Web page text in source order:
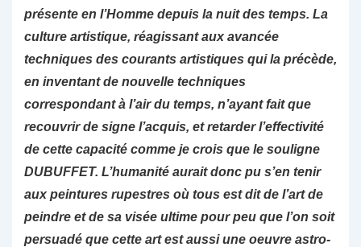
présente en l’Homme depuis la nuit des temps. La
culture artistique, réagissant aux avancée
techniques des courants artistiques qui la précède,
en inventant de nouvelle techniques
correspondant à l’air du temps, n’ayant fait que
recouvrir de signe l’acquis, et retarder l’effectivité
de cette capacité comme je crois que le souligne
DUBUFFET. L’humanité aurait donc pu s’en tenir
aux peintures rupestres où tous est dit de l’art de
peindre et de sa visée ultime pour peu que l’on soit
persuadé que cette art est aussi une oeuvre astro-